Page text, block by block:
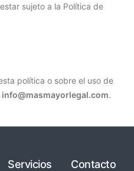
sujeto a la Política de
política o sobre el uso de
info@masmayorlegal.com.
Servicios
Contacto